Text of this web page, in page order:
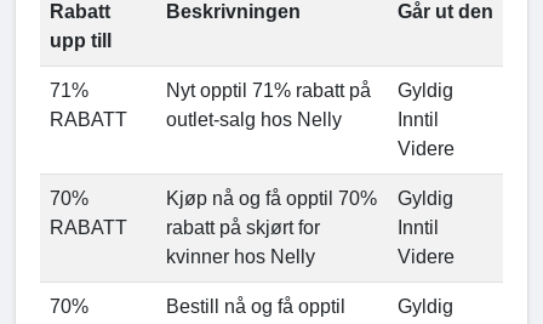
Rabatt
upp till
Beskrivningen Går ut den
71%
RABATT
Nyt opptil 71% rabatt på
outlet-salg hos Nelly
Gyldig
Inntil
Videre
70%
RABATT
Kjøp nå og få opptil 70%
rabatt på skjørt for
kvinner hos Nelly
Gyldig
Inntil
Videre
70%
Bestill nå og få opptil
Gyldig